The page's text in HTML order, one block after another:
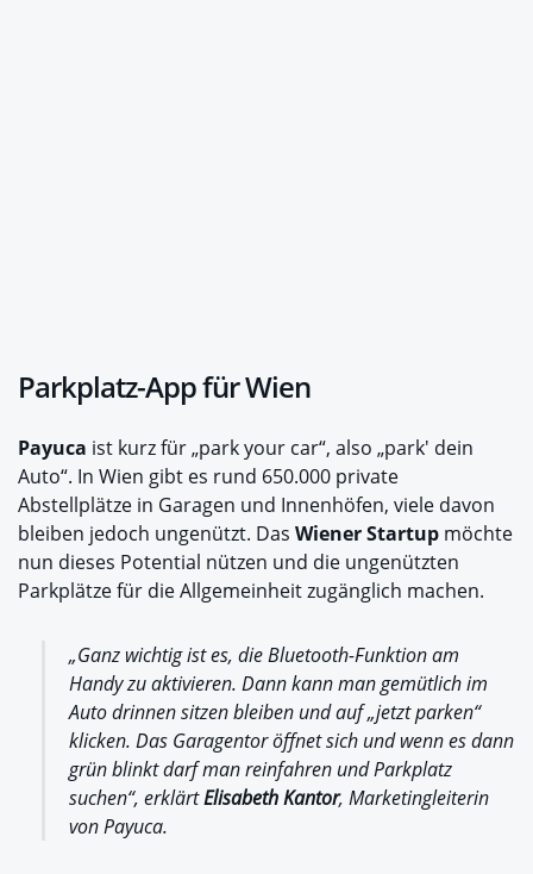
Parkplatz-App für Wien
Payuca ist kurz für „park your car“, also „park' dein
Auto“. In Wien gibt es rund 650.000 private
Abstellplätze in Garagen und Innenhöfen, viele davon
bleiben jedoch ungenützt. Das Wiener Startup möchte
nun dieses Potential nützen und die ungenützten
Parkplätze für die Allgemeinheit zugänglich machen.
„Ganz wichtig ist es, die Bluetooth-Funktion am
Handy zu aktivieren. Dann kann man gemütlich im
Auto drinnen sitzen bleiben und auf „jetzt parken“
klicken. Das Garagentor öffnet sich und wenn es dann
grün blinkt darf man reinfahren und Parkplatz
suchen“, erklärtElisabeth Kantor, Marketingleiterin
von Payuca.